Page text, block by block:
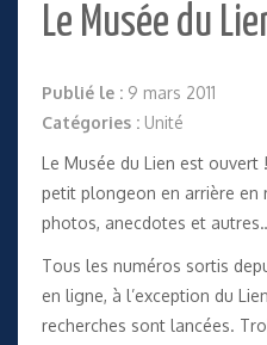
Le Musée du
Publié le : 9 mars 2011
Catégories : Unité
Le Musée du Lien est ouvert
petit plongeon en arrière en
photos, anecdotes et
Tous les numéros sortis
en ligne, à l’exception du
recherches sont lancées.